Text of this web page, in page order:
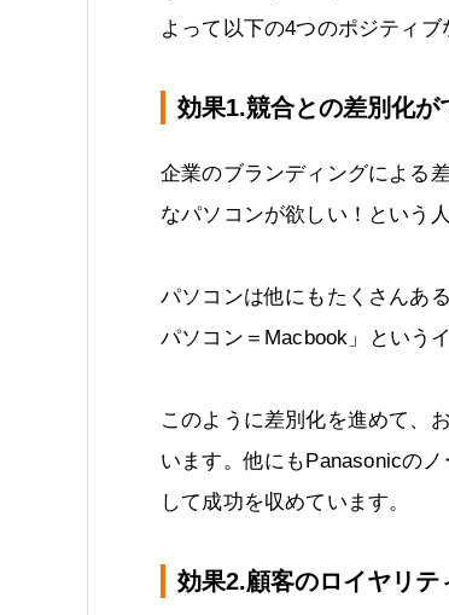
よって以下の4つのポジティブ
効果1.競合との差別化が
企業のブランディングによる
なパソコンが欲しい！という
パソコンは他にもたくさんあ
パソコン＝Macbook」という
このように差別化を進めて、
います。他にもPanasonicの
して成功を収めています。
効果2.顧客のロイヤリ